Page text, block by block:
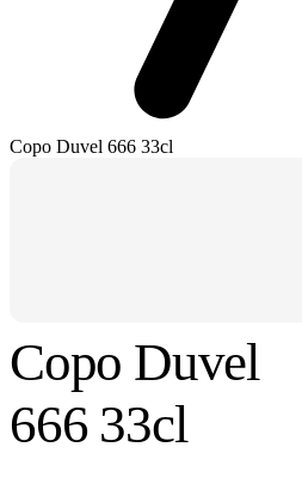
Copo Duvel 666 33cl
Copo Duvel
666 33cl